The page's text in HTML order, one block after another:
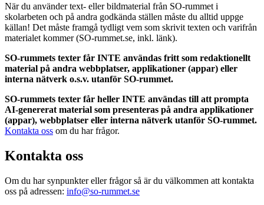
När du använder text- eller bildmaterial från SO-rummet i
skolarbeten och på andra godkända ställen måste du alltid uppge
källan! Det måste framgå tydligt vem som skrivit texten och varifrån
materialet kommer (SO-rummet.se, inkl. länk).
SO-rummets texter får INTE användas fritt som redaktionellt
material på andra webbplatser, applikationer (appar) eller
interna nätverk o.s.v. utanför SO-rummet.
SO-rummets texter får heller INTE användas till att prompta
AI-genererat material som presenteras på andra applikationer
(appar), webbplatser eller interna nätverk utanför SO-rummet.
Kontakta oss om du har frågor.
Kontakta oss
Om du har synpunkter eller frågor så är du välkommen att kontakta
oss på adressen: info@so-rummet.se